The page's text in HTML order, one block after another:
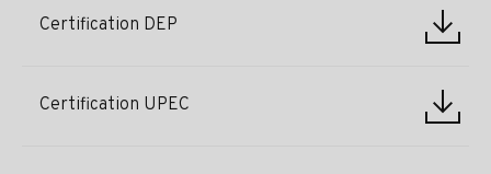
Certification DEP
Certification UPEC